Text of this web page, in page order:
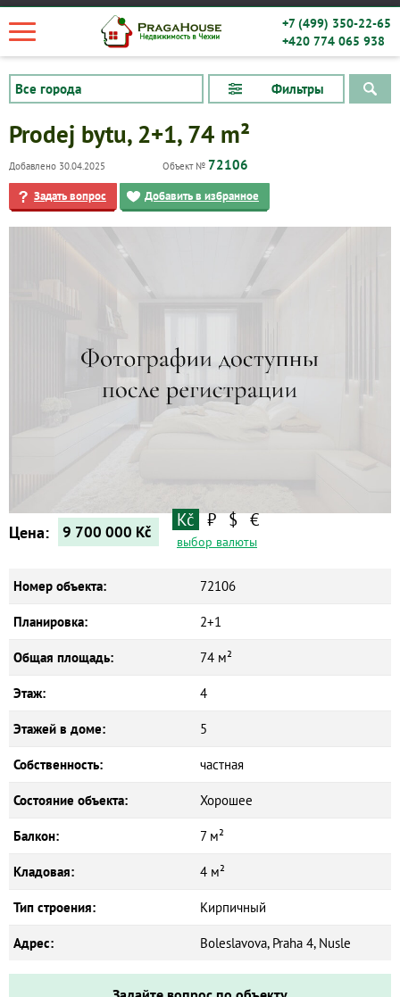
+7 (499) 350-22-65
+420 774 065 938
Фильтры
Prodej bytu, 2+1, 74 m²
Добавлено 30.04.2025 Объект № 72106
Задать вопрос Добавить в избранное
Цена: 9 700 000 Kč
Kč ₽ $ €
выбор валюты
Номер объекта: 72106
Планировка: 2+1
Общая площадь: 74 м²
Этаж: 4
Этажей в доме: 5
Собственность: частная
Состояние объекта: Хорошее
Балкон: 7 м²
Кладовая: 4 м²
Тип строения: Кирпичный
Адрес: Boleslavova, Praha 4, Nusle